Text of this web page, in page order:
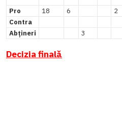
Pro 18 6 2
Contra
Abțineri
3
Decizia finală